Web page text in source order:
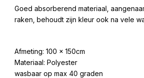
Goed absorberend materiaal,
raken, behoudt zijn kleur ook na vele
Afmeting: 100 x 150cm
Materiaal: Polyester
wasbaar op max 40 graden